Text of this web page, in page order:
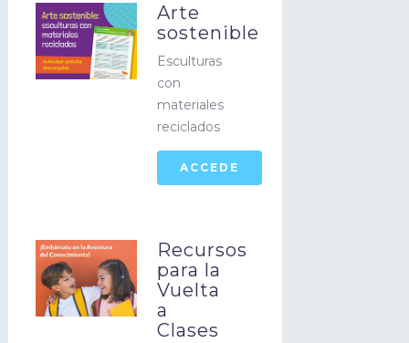
Arte
sostenible
Esculturas
con
materiales
reciclados
ACCEDE
Recursos
para la
Vuelta
a
Clases